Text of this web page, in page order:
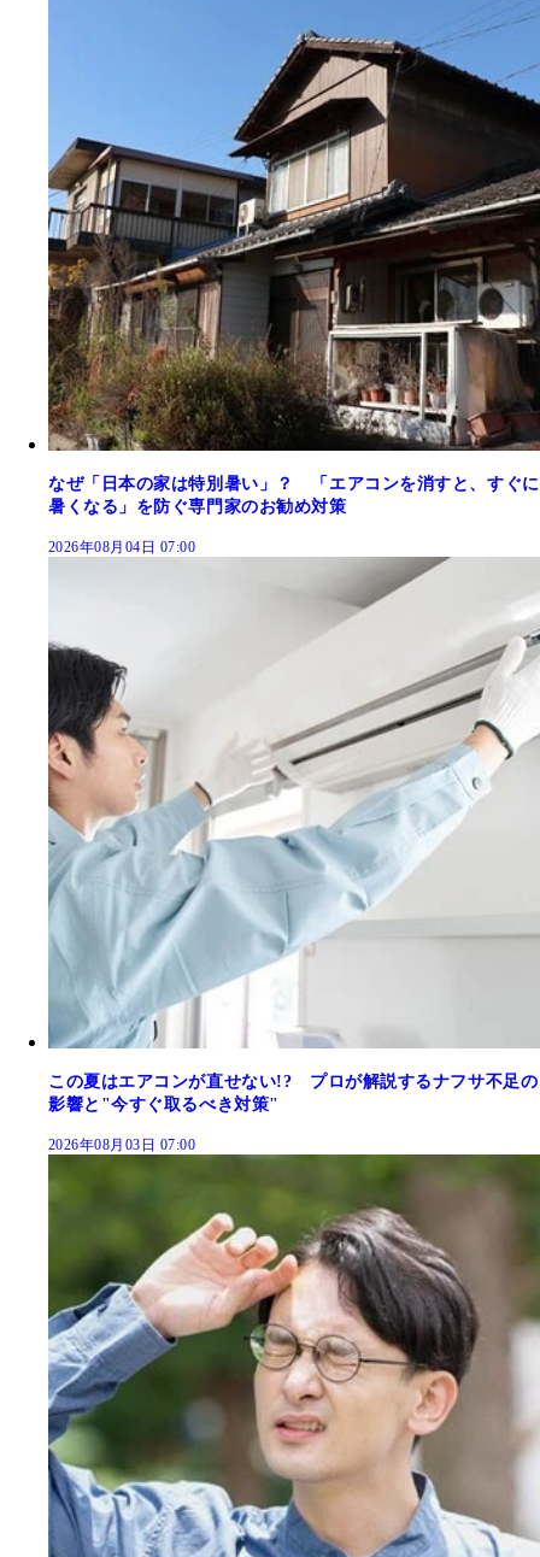
なぜ「日本の家は特別暑い」？ 「エアコンを消すと、すぐに
暑くなる」を防ぐ専門家のお勧め対策
2026年08月04日 07:00
この夏はエアコンが直せない!? プロが解説するナフサ不足の
影響と"今すぐ取るべき対策"
2026年08月03日 07:00